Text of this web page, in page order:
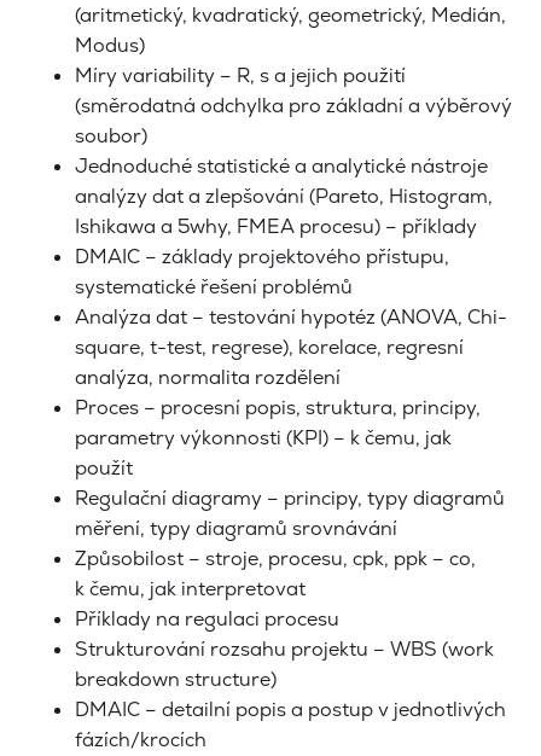
(aritmetický, kvadratický, geometrický, Medián,
Modus)
Míry variability – R, s a jejich použití
(směrodatná odchylka pro základní a výběrový
soubor)
Jednoduché statistické a analytické nástroje
analýzy dat a zlepšování (Pareto, Histogram,
Ishikawa a 5why, FMEA procesu) – příklady
DMAIC – základy projektového přístupu,
systematické řešení problémů
Analýza dat – testování hypotéz (ANOVA, Chi-
square, t-test, regrese), korelace, regresní
analýza, normalita rozdělení
Proces – procesní popis, struktura, principy,
parametry výkonnosti (KPI) – k čemu, jak
použít
Regulační diagramy – principy, typy diagramů
měření, typy diagramů srovnávání
Způsobilost – stroje, procesu, cpk, ppk – co,
k čemu, jak interpretovat
Příklady na regulaci procesu
Strukturování rozsahu projektu – WBS (work
breakdown structure)
DMAIC – detailní popis a postup v jednotlivých
fázích/krocích